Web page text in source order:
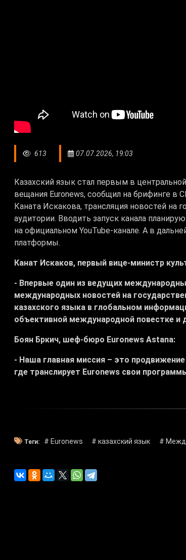
613 07.07.2026, 19:03
Казахский язык стал первым в
вещания Euronews, сообщил на брифинге
Каната Искакова, трансляция новостей на
аудитории. Вводить запуск канала
на официальном YouTube-канале. А в
платформы.
Канат Искаков, первый вице-министр
- Впервые один из ведущих
международных новостей на
казахского языка в глобальном
объективной международной повестке
Боян Бркич, шеф-бюро Euronews Astana:
- Наша главная миссия – это
где транслирует Euronews свои
Теги: # Euronews # казахский язык #